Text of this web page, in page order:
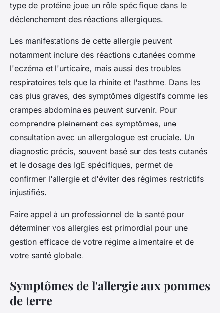
type de protéine joue un rôle spécifique dans le
déclenchement des réactions allergiques.
Les manifestations de cette allergie peuvent
notamment inclure des réactions cutanées comme
l'eczéma et l'urticaire, mais aussi des troubles
respiratoires tels que la rhinite et l'asthme. Dans les
cas plus graves, des symptômes digestifs comme les
crampes abdominales peuvent survenir. Pour
comprendre pleinement ces symptômes, une
consultation avec un allergologue est cruciale. Un
diagnostic précis, souvent basé sur des tests cutanés
et le dosage des IgE spécifiques, permet de
confirmer l'allergie et d'éviter des régimes restrictifs
injustifiés.
Faire appel à un professionnel de la santé pour
déterminer vos allergies est primordial pour une
gestion efficace de votre régime alimentaire et de
votre santé globale.
Symptômes de l'allergie aux pommes
de terre